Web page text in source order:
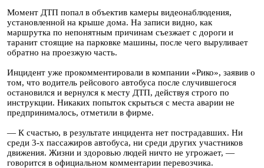
Момент ДТП попал в объектив камеры видеонаблюдения,
установленной на крыше дома. На записи видно, как
маршрутка по непонятным причинам съезжает с дороги и
таранит стоящие на парковке машины, после чего выруливает
обратно на проезжую часть.
Инцидент уже прокомментировали в компании «Рико», заявив о
том, что водитель рейсового автобуса после случившегося
остановился и вернулся к месту ДТП, действуя строго по
инструкции. Никаких попыток скрыться с места аварии не
предпринималось, отметили в фирме.
— К счастью, в результате инцидента нет пострадавших. Ни
среди 3-х пассажиров автобуса, ни среди других участников
движения. Жизни и здоровью людей ничто не угрожает, —
говорится в официальном комментарии перевозчика.